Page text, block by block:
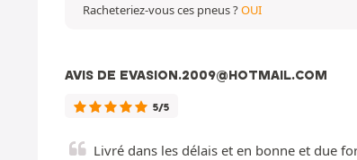
Racheteriez-vous ces pneus ?OUI
AVIS DE EVASION.2009@HOTMAIL.COM
5/5
Livré dans les délais et en bonne et due